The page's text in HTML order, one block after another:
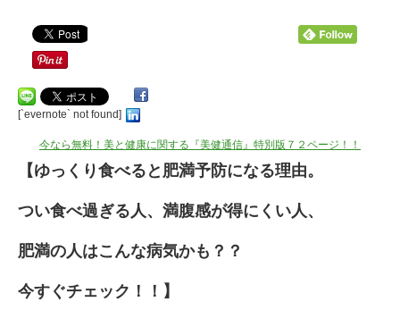
[`evernote` not found]
今なら無料！美と健康に関する『美健通信』特別版７２ページ！！
【ゆっくり食べると肥満予防になる理由。
つい食べ過ぎる人、満腹感が得にくい人、
肥満の人はこんな病気かも？？
今すぐチェック！！】